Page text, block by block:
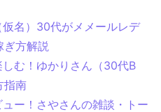
名）30代がメメールレデ
ぎ方解説
む！ゆかりさん（30代B
指南
ー！さやさんの雑談・トー